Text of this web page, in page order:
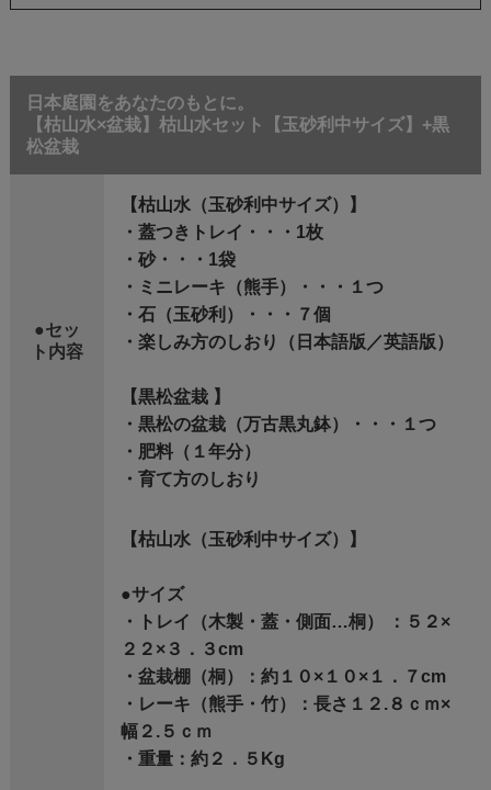
日本庭園をあなたのもとに。
【枯山水×盆栽】枯山水セット【玉砂利中サイズ】+黒
松盆栽
●セッ
ト内容
【枯山水（玉砂利中サイズ）】
・蓋つきトレイ・・・1枚
・砂・・・1袋
・ミニレーキ（熊手）・・・１つ
・石（玉砂利）・・・７個
・楽しみ方のしおり（日本語版／英語版）
【黒松盆栽 】
・黒松の盆栽（万古黒丸鉢）・・・１つ
・肥料（１年分）
・育て方のしおり
【枯山水（玉砂利中サイズ）】
●サイズ
・トレイ（木製・蓋・側面…桐） ：５２×
２２×３．３cm
・盆栽棚（桐）：約１０×１０×１．７cm
・レーキ（熊手・竹）：長さ１２.８ｃｍ×
幅２.５ｃｍ
・重量：約２．５Kg